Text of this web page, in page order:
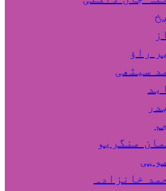
راؤ
سیٹھی
منگریو
خانزادہ